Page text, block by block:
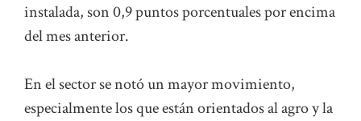
instalada, son 0,9 puntos porcentuales por encima
del mes anterior.
En el sector se notó un mayor movimiento,
especialmente los que están orientados al agro y la